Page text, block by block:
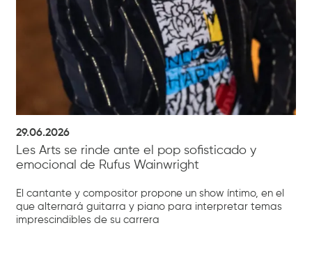
29.06.2026
Les Arts se rinde ante el pop sofisticado y
emocional de Rufus Wainwright
El cantante y compositor propone un show íntimo, en el
que alternará guitarra y piano para interpretar temas
imprescindibles de su carrera